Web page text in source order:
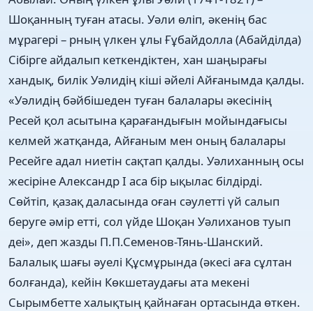
Шоқанның туған атасы. Уәли өліп, әкенің бас
мұрагері – рның үлкен ұлы Ғұбайдолла (Абайділда)
Сібірге айдалып кеткендіктен, хан шаңырағы
хандық, билік Уәлидің кіші әйелі Айғанымда қалды.
«Уәлидің бәйбішеден туған балалары әкесінің
Ресей қол асытына қарағандығын мойындағысы
келмей жатқанда, Айғаным мен оның балалары
Ресейге адал ниетін сақтап қалды. Уәлиханның осы
жесіріне Александр І аса бір ықылас білдірді.
Сөйтіп, қазақ даласында оған сәулетті үй салып
беруге әмір етті, сол үйде Шоқан Уәлиханов туып
деі», деп жазды П.П.Семенов-Тянь-Шанский.
Балалық шағы әуелі Құсмұрында (әкесі аға сұлтан
болғанда), кейін Көкшетаудағы ата мекені
Сырымбетте халықтың қайнаған ортасында өткен.